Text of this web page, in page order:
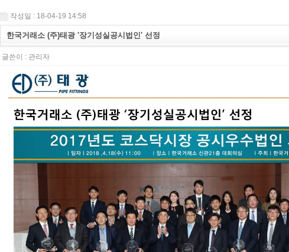
작성일 : 18-04-19 14:58
한국거래소 (주)태광 '장기성실공시법인' 선정
글쓴이 : 관리자